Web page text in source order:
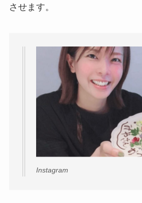
させます。
Instagram